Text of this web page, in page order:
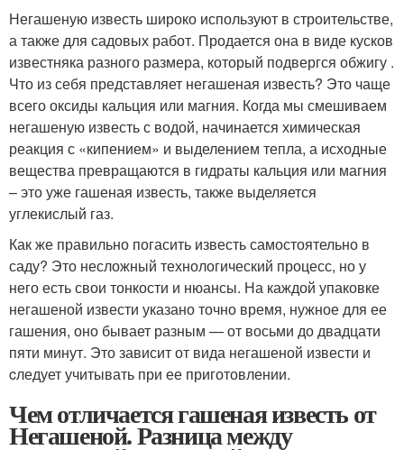
Негашеную известь широко используют в строительстве,
а также для садовых работ. Продается она в виде кусков
известняка разного размера, который подвергся обжигу .
Что из себя представляет негашеная известь? Это чаще
всего оксиды кальция или магния. Когда мы смешиваем
негашеную известь с водой, начинается химическая
реакция с «кипением» и выделением тепла, а исходные
вещества превращаются в гидраты кальция или магния
– это уже гашеная известь, также выделяется
углекислый газ.
Как же правильно погасить известь самостоятельно в
саду? Это несложный технологический процесс, но у
него есть свои тонкости и нюансы. На каждой упаковке
негашеной извести указано точно время, нужное для ее
гашения, оно бывает разным — от восьми до двадцати
пяти минут. Это зависит от вида негашеной извести и
cледует учитывать при ее приготовлении.
Чем отличается гашеная известь от
Негашеной. Разница между